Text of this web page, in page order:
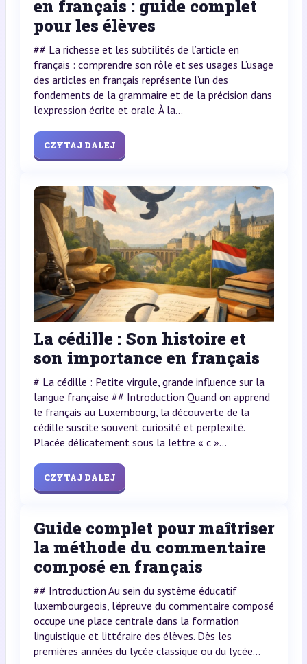
en français : guide complet
pour les élèves
## La richesse et les subtilités de l’article en
français : comprendre son rôle et ses usages L’usage
des articles en français représente l’un des
fondements de la grammaire et de la précision dans
l’expression écrite et orale. À la...
CZYTAJ DALEJ
La cédille : Son histoire et
son importance en français
# La cédille : Petite virgule, grande influence sur la
langue française ## Introduction Quand on apprend
le français au Luxembourg, la découverte de la
cédille suscite souvent curiosité et perplexité.
Placée délicatement sous la lettre « c »...
CZYTAJ DALEJ
Guide complet pour maîtriser
la méthode du commentaire
composé en français
## Introduction Au sein du système éducatif
luxembourgeois, l'épreuve du commentaire composé
occupe une place centrale dans la formation
linguistique et littéraire des élèves. Dès les
premières années du lycée classique ou du lycée...